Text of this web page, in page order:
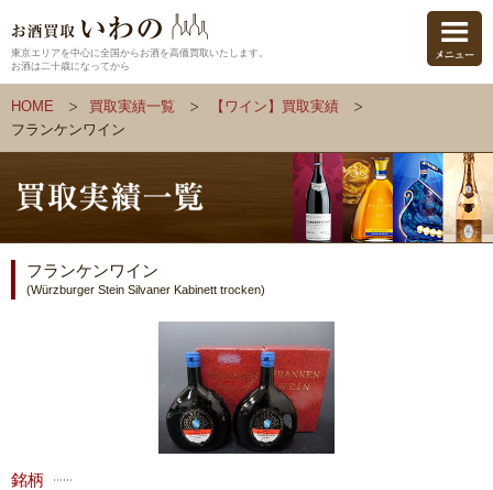
東京エリアを中心に全国からお酒を高価買取いたします。
お酒は二十歳になってから
HOME 買取実績一覧
【ワイン】買取実績
フランケンワイン
フランケンワイン
(Würzburger Stein Silvaner Kabinett trocken)
銘柄